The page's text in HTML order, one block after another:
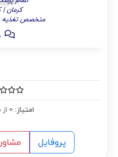
کرمان |
متخصص تغذیه
امتیاز:
پروفایل